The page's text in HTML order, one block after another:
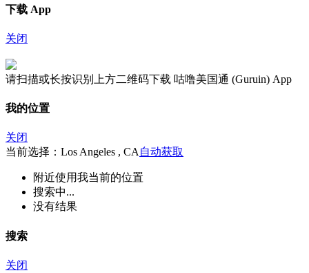
下载 App
关闭
请扫描或长按识别上方二维码下载 咕噜美国通 (Guruin) App
我的位置
关闭
当前选择：Los Angeles , CA 自动获取
附近使用我当前的位置
搜索中...
没有结果
搜索
关闭